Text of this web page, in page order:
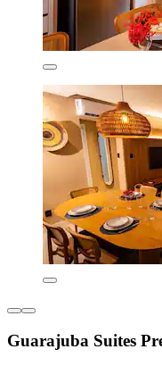
Guarajuba Suites